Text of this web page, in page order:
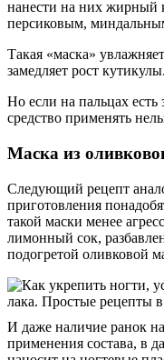
нанести на них жирный
персиковым,
Такая «маска»
замедляет рост кутикулы.
Но если на пальцах
средство применять
Маска из
Следующий рецепт
приготовления
такой маски менее
лимонный сок,
подогретой оливковой
И даже наличие ранок
применения состава, в